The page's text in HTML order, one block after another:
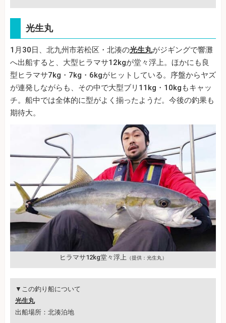
光生丸
1月30日、北九州市若松区・北湊の光生丸がジギングで響灘
へ出船すると、大型ヒラマサ12kgが堂々浮上。ほかにも良
型ヒラマサ7kg・7kg・6kgがヒットしている。序盤からヤズ
が連発しながらも、その中で大型ブリ11kg・10kgもキャッ
チ。船中では全体的に型がよく揃ったようだ。今後の釣果も
期待大。
ヒラマサ12kg堂々浮上 （提供：光生丸）
▼この釣り船について
光生丸
出船場所：北湊泊地